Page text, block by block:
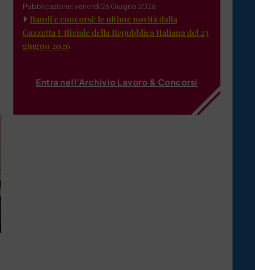
Pubblicazione: venerdì 26 Giugno 2026
Bandi e concorsi: le ultime novità dalla
Gazzetta Ufficiale della Repubblica Italiana del 23
giugno 2026
Entra nell'Archivio Lavoro & Concorsi